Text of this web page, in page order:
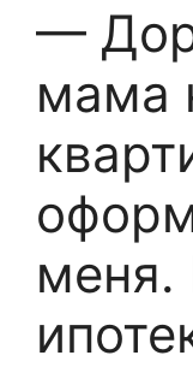
—
мама
меня.